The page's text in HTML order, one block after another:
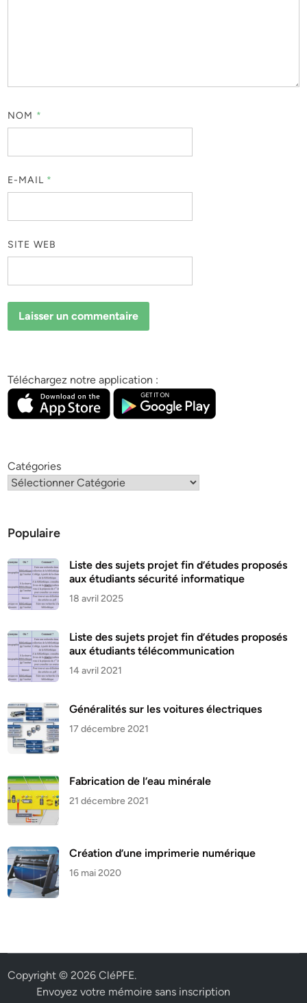
NOM *
E-MAIL *
SITE WEB
Téléchargez notre application :
Catégories
Populaire
Liste des sujets projet fin d’études proposés
aux étudiants sécurité informatique
18 avril 2025
Liste des sujets projet fin d’études proposés
aux étudiants télécommunication
14 avril 2021
Généralités sur les voitures électriques
17 décembre 2021
Fabrication de l’eau minérale
21 décembre 2021
Création d’une imprimerie numérique
16 mai 2020
Copyright © 2026CléPFE.
Envoyez votre mémoire sans inscription